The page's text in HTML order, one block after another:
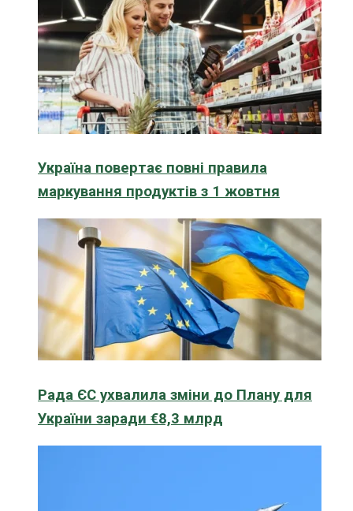
Україна повертає повні правила
маркування продуктів з 1 жовтня
Рада ЄС ухвалила зміни до Плану для
України заради €8,3 млрд